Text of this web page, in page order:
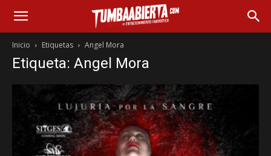
Inicio Etiquetas Angel Mora
Etiqueta: Angel Mora